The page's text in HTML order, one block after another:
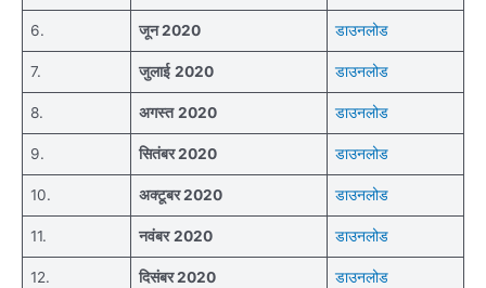
6. जून 2020 डाउनलोड
7. जुलाई 2020 डाउनलोड
8. अगस्त 2020 डाउनलोड
9. सितंबर 2020 डाउनलोड
10. अक्टूबर 2020 डाउनलोड
11. नवंबर 2020 डाउनलोड
12. दिसंबर 2020 डाउनलोड